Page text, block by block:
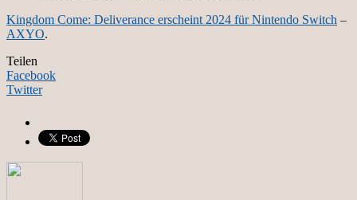
Kingdom Come: Deliverance erscheint 2024 für Nintendo Switch –
AXYO.
Teilen
Facebook
Twitter